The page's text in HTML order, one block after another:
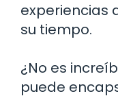
experiencias
su tiempo.
¿No es
puede